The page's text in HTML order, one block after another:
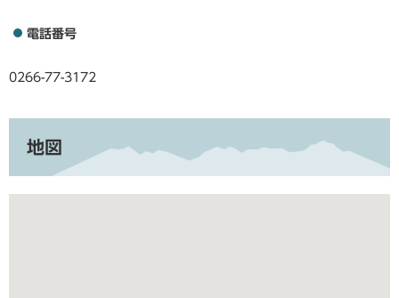
電話番号
0266-77-3172
地図